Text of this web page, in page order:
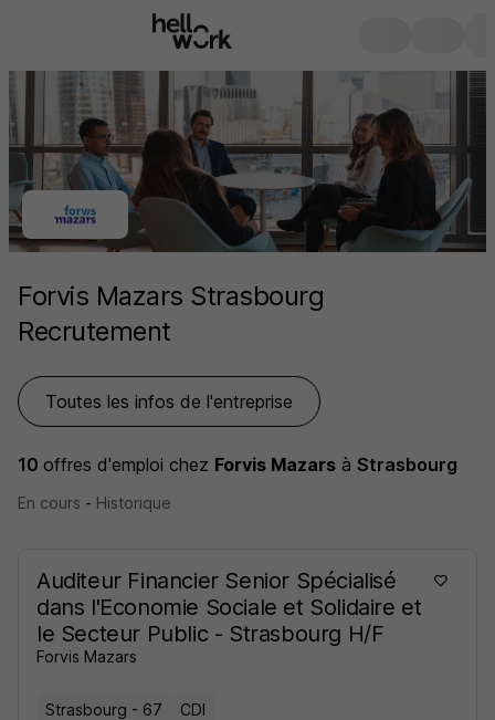
Forvis Mazars Strasbourg
Recrutement
Toutes les infos de l'entreprise
10 offres d'emploi chez Forvis Mazars à Strasbourg
En cours - Historique
Auditeur Financier Senior Spécialisé
dans l'Economie Sociale et Solidaire et
le Secteur Public - Strasbourg H/F
Forvis Mazars
Strasbourg - 67 CDI